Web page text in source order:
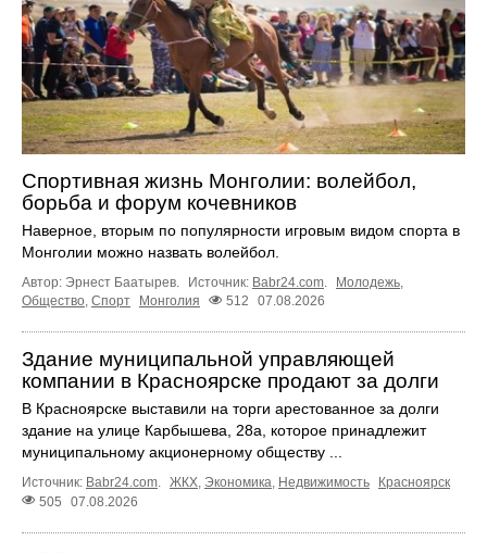
Спортивная жизнь Монголии: волейбол,
борьба и форум кочевников
Наверное, вторым по популярности игровым видом спорта в
Монголии можно назвать волейбол.
Автор: Эрнест Баатырев. Источник: Babr24.com. Молодежь,
Общество, Спорт Монголия 512 07.08.2026
Здание муниципальной управляющей
компании в Красноярске продают за долги
В Красноярске выставили на торги арестованное за долги
здание на улице Карбышева, 28а, которое принадлежит
муниципальному акционерному обществу ...
Источник: Babr24.com. ЖКХ, Экономика, Недвижимость
Красноярск
505
07.08.2026